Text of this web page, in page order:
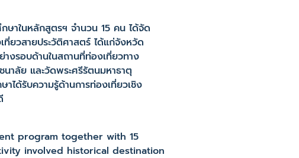
ษาในหลักสูตรฯ จำนวน 15 คน ได้จัด
ที่ยวสายประวัติศาสตร์ ได้แก่จังหวัด
งรอบด้านในสถานที่ท่องเที่ยวทาง
าลัย และวัดพระศรีรัตนมหาธาตุ
ได้รับความรู้ด้านการท่องเที่ยวเชิง
program together with 15
involved historical destination